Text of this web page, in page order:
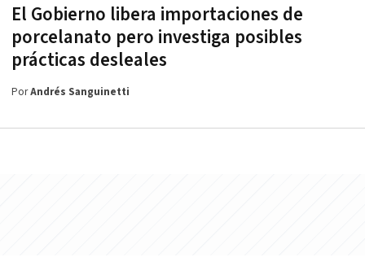
El Gobierno libera importaciones de
porcelanato pero investiga posibles
prácticas desleales
PorAndrés Sanguinetti